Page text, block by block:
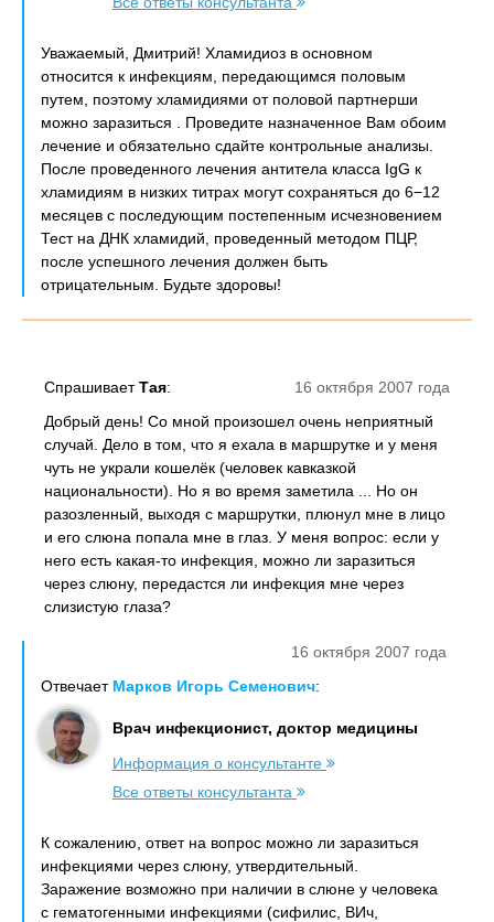
Уважаемый, Дмитрий! Хламидиоз в основном
относится к инфекциям, передающимся половым
путем, поэтому хламидиями от половой партнерши
можно заразиться . Проведите назначенное Вам обоим
лечение и обязательно сдайте контрольные анализы.
После проведенного лечения антитела класса IgG к
хламидиям в низких титрах могут сохраняться до 6−12
месяцев с последующим постепенным исчезновением
Тест на ДНК хламидий, проведенный методом ПЦР,
после успешного лечения должен быть
отрицательным. Будьте здоровы!
16 октября 2007 года
СпрашиваетТая:
Добрый день! Со мной произошел очень неприятный
случай. Дело в том, что я ехала в маршрутке и у меня
чуть не украли кошелёк (человек кавказкой
национальности). Но я во время заметила ... Но он
разозленный, выходя с маршрутки, плюнул мне в лицо
и его слюна попала мне в глаз. У меня вопрос: если у
него есть какая-то инфекция, можно ли заразиться
через слюну, передастся ли инфекция мне через
слизистую глаза?
16 октября 2007 года
Отвечает Марков Игорь Семенович:
Врач инфекционист, доктор медицины
Информация о консультанте
Все ответы консультанта
К сожалению, ответ на вопрос можно ли заразиться
инфекциями через слюну, утвердительный.
Заражение возможно при наличии в слюне у человека
с гематогенными инфекциями (сифилис, ВИч,